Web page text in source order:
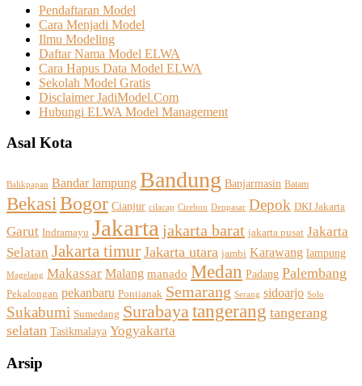
Pendaftaran Model
Cara Menjadi Model
Ilmu Modeling
Daftar Nama Model ELWA
Cara Hapus Data Model ELWA
Sekolah Model Gratis
Disclaimer JadiModel.Com
Hubungi ELWA Model Management
Asal Kota
Balikpapan Bandar lampung Bandung Banjarmasin Batam
Bekasi Bogor Cianjur cilacap Cirebon Denpasar Depok DKI Jakarta
Garut Indramayu Jakarta jakarta barat jakarta pusat Jakarta
Selatan Jakarta timur Jakarta utara jambi Karawang lampung
Magelang Makassar Malang manado Medan Padang Palembang
Pekalongan pekanbaru Pontianak Semarang Serang sidoarjo Solo
Sukabumi Sumedang Surabayatangerang tangerang
selatan Tasikmalaya Yogyakarta
Arsip